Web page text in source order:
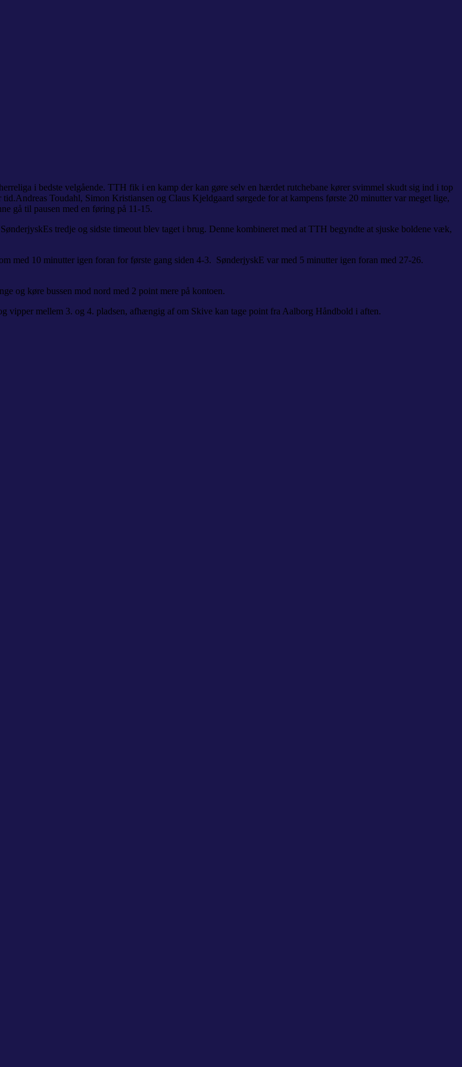
i bedste velgående. TTH fik i en kamp der kan gøre selv en hærdet rutchebane kører svimmel skudt sig ind i top
tid.Andreas Toudahl, Simon Kristiansen og Claus Kjeldgaard sørgede for at kampens første 20 minutter var meget lige,
gå til pausen med en føring på 11-15.
tredje og sidste timeout blev taget i brug. Denne kombineret med at TTH begyndte at sjuske boldene væk,
med 10 minutter igen foran for første gang siden 4-3. SønderjyskE var med 5 minutter igen foran med 27-26.
og køre bussen mod nord med 2 point mere på kontoen.
mellem 3. og 4. pladsen, afhængig af om Skive kan tage point fra Aalborg Håndbold i aften.